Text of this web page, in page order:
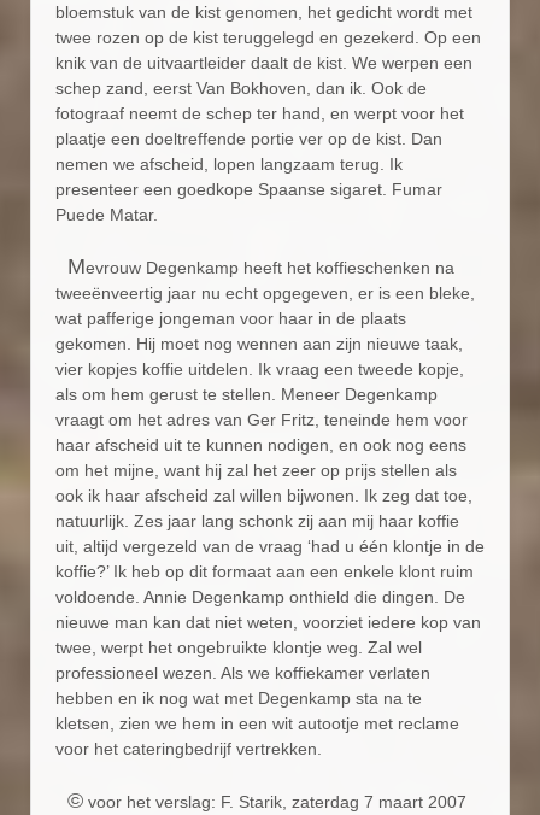
bloemstuk van de kist genomen, het gedicht wordt met
twee rozen op de kist teruggelegd en gezekerd. Op een
knik van de uitvaartleider daalt de kist. We werpen een
schep zand, eerst Van Bokhoven, dan ik. Ook de
fotograaf neemt de schep ter hand, en werpt voor het
plaatje een doeltreffende portie ver op de kist. Dan
nemen we afscheid, lopen langzaam terug. Ik
presenteer een goedkope Spaanse sigaret. Fumar
Puede Matar.
Mevrouw Degenkamp heeft het koffieschenken na
tweeënveertig jaar nu echt opgegeven, er is een bleke,
wat pafferige jongeman voor haar in de plaats
gekomen. Hij moet nog wennen aan zijn nieuwe taak,
vier kopjes koffie uitdelen. Ik vraag een tweede kopje,
als om hem gerust te stellen. Meneer Degenkamp
vraagt om het adres van Ger Fritz, teneinde hem voor
haar afscheid uit te kunnen nodigen, en ook nog eens
om het mijne, want hij zal het zeer op prijs stellen als
ook ik haar afscheid zal willen bijwonen. Ik zeg dat toe,
natuurlijk. Zes jaar lang schonk zij aan mij haar koffie
uit, altijd vergezeld van de vraag ‘had u één klontje in de
koffie?’ Ik heb op dit formaat aan een enkele klont ruim
voldoende. Annie Degenkamp onthield die dingen. De
nieuwe man kan dat niet weten, voorziet iedere kop van
twee, werpt het ongebruikte klontje weg. Zal wel
professioneel wezen. Als we koffiekamer verlaten
hebben en ik nog wat met Degenkamp sta na te
kletsen, zien we hem in een wit autootje met reclame
voor het cateringbedrijf vertrekken.
© voor het verslag: F. Starik, zaterdag 7 maart 2007